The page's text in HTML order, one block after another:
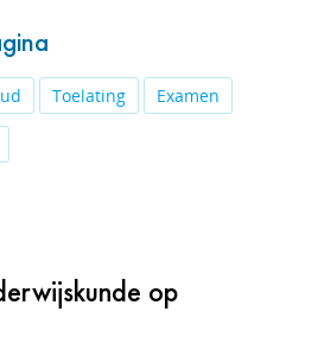
Toelating Examen
op